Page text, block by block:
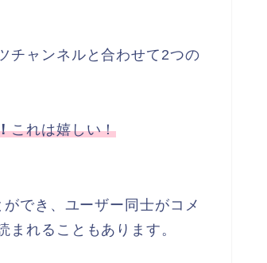
チャンネルと合わせて2つの
これは嬉しい！
でき、ユーザー同士がコメ
れることもあります。